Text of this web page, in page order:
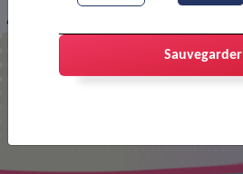
Affiche : Ailleurs si j'y suis
Sauvegarder